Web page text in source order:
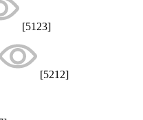
[5123]
[5212]